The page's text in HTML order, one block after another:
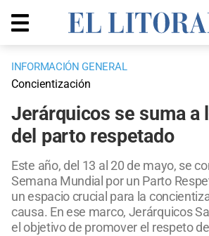
INFORMACIÓN GENERAL
Concientización
Jerárquicos se suma a
del parto respetado
Este año, del 13 al 20 de mayo, se
Semana Mundial por un Parto
un espacio crucial para la
causa. En ese marco, Jerárquicos
el objetivo de promover el respeto